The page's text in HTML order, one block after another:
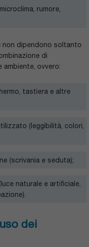
rumore,
non dipendono soltanto
di
ovvero:
tastiera e altre
(leggibilità, colori,
(scrivania e seduta);
naturale e artificiale,
dei